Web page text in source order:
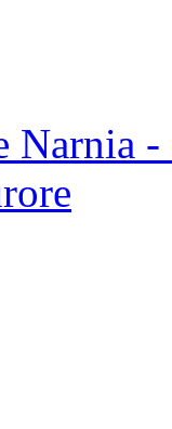
Narnia